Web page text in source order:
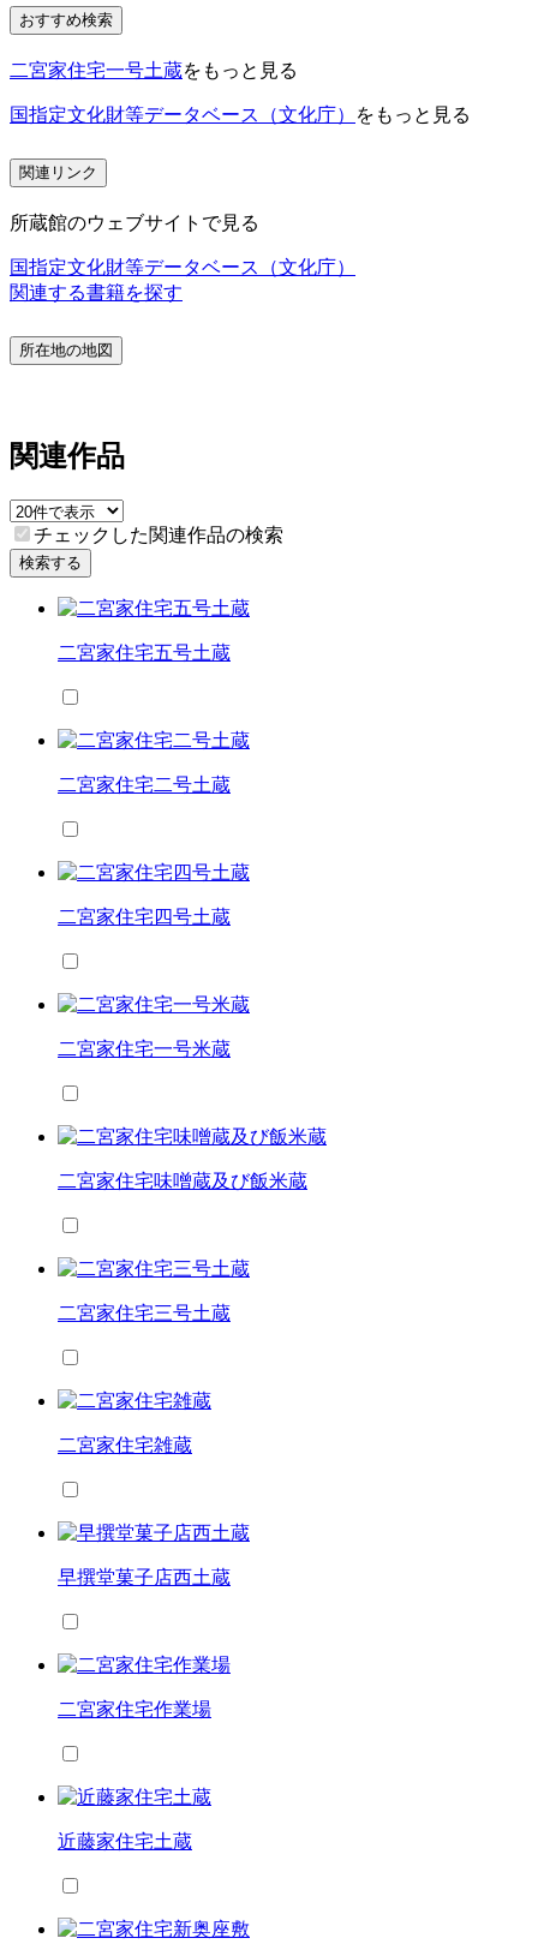
おすすめ検索
二宮家住宅一号土蔵をもっと見る
国指定文化財等データベース（文化庁） をもっと見る
関連リンク
所蔵館のウェブサイトで見る
国指定文化財等データベース（文化庁）
関連する書籍を探す
所在地の地図
関連作品
チェックした関連作品の検索
検索する
二宮家住宅五号土蔵
二宮家住宅二号土蔵
二宮家住宅四号土蔵
二宮家住宅一号米蔵
二宮家住宅味噌蔵及び飯米蔵
二宮家住宅三号土蔵
二宮家住宅雑蔵
早撰堂菓子店西土蔵
二宮家住宅作業場
近藤家住宅土蔵